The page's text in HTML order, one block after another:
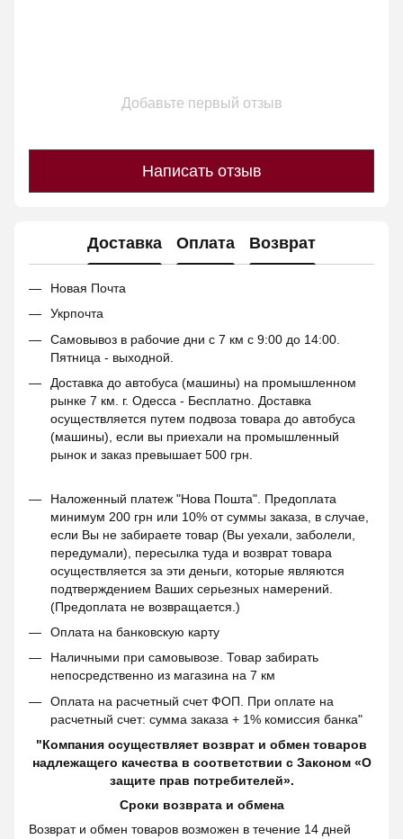
Добавьте первый отзыв
Написать отзыв
Доставка Оплата Возврат
Новая Почта
Укрпочта
Самовывоз в рабочие дни с 7 км с 9:00 до 14:00.
Пятница - выходной.
Доставка до автобуса (машины) на промышленном
рынке 7 км. г. Одесса - Бесплатно. Доставка
осуществляется путем подвоза товара до автобуса
(машины), если вы приехали на промышленный
рынок и заказ превышает 500 грн.
Наложенный платеж "Нова Пошта". Предоплата
минимум 200 грн или 10% от суммы заказа, в случае,
если Вы не забираете товар (Вы уехали, заболели,
передумали), пересылка туда и возврат товара
осуществляется за эти деньги, которые являются
подтверждением Ваших серьезных намерений.
(Предоплата не возвращается.)
Оплата на банковскую карту
Наличными при самовывозе. Товар забирать
непосредственно из магазина на 7 км
Оплата на расчетный счет ФОП. При оплате на
расчетный счет: сумма заказа + 1% комиссия банка"
"Компания осуществляет возврат и обмен товаров
надлежащего качества в соответствии с Законом «О
защите прав потребителей».
Сроки возврата и обмена
Возврат и обмен товаров возможен в течение 14 дней